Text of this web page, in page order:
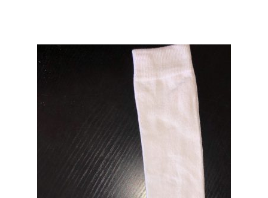
più
varianti.
Le
opzioni
possono
essere
scelte
nella
pagina
del